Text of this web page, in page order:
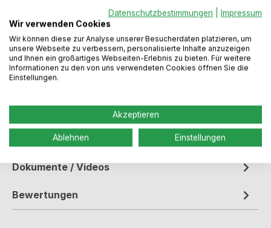
Produkt Anzahl: Gib denIn den Warenkorb
Produktnummer:N8012396
Wesco Pushboy Junior. 22 L. Abfallbehälter im
Farbton mintPulverbeschichtetes StahlblechKlappe
Edelstahl Einsatz Metall Abf…Mehr
Dokumente / Videos
Bewertungen
Datenschutzbestimmungen
Impressum
Wir verwenden Cookies
Wir können diese zur Analyse unserer Besucherdaten platzieren, um
unsere Webseite zu verbessern, personalisierte Inhalte anzuzeigen
und Ihnen ein großartiges Webseiten-Erlebnis zu bieten. Für weitere
Informationen zu den von uns verwendeten Cookies öffnen Sie die
Einstellungen.
Akzeptieren
Ablehnen Einstellungen